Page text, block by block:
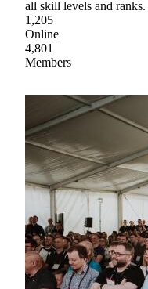
all skill levels and ranks.
1,205
Online
4,801
Members